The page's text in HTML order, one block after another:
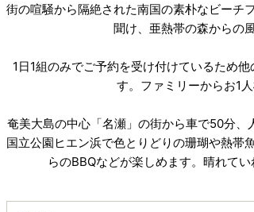
街の喧騒から隔絶された南国の素朴なビーチ
聞け、亜熱帯の森からの
1日1組のみでご予約を受け付けているため
す。ファミリーからお1
奄美大島の中心「名瀬」の街から車で50分、
国立公園ヒエン浜で色とりどりの珊瑚や熱帯
らのBBQなどが楽しめます。晴れて